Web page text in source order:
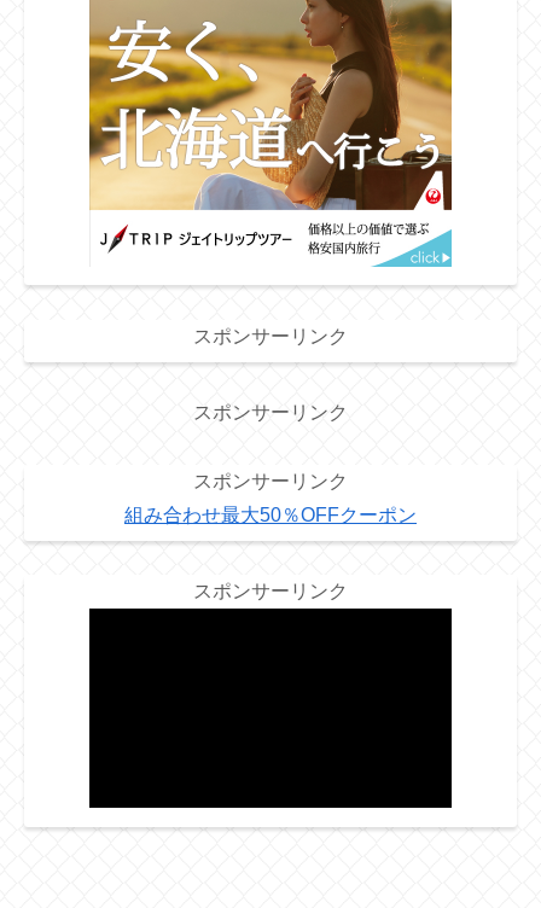
スポンサーリンク
スポンサーリンク
スポンサーリンク
組み合わせ最大50％OFFクーポン
スポンサーリンク